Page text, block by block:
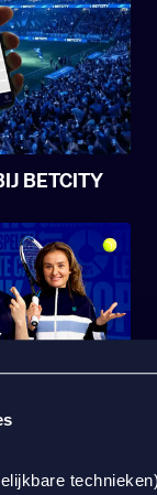
BETCITY